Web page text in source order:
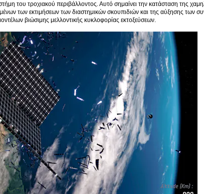
του τροχιακού περιβάλλοντος. Αυτό σημαίνει την κατάσταση της
των εκτιμήσεων των διαστημικών σκουπιδιών και της αύξησης των
βιώσιμης μελλοντικής κυκλοφορίας εκτοξεύσεων.